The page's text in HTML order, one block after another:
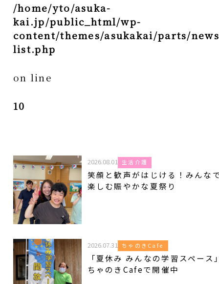
/home/yto/asuka-
kai.jp/public_html/wp-
content/themes/asukakai/parts/
list.php
on line
10
2026.08.01 生活介護
笑顔と歓声がはじける！みんな
楽しむ賑やかな夏祭り
2026.07.31 ちゃのきCafe
「夏休み みんなの学習スペース
ちゃのきCafeで開催中